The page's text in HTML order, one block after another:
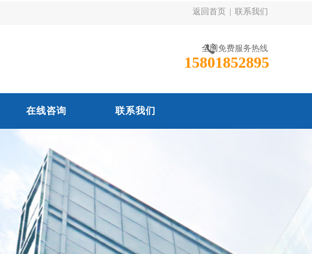
返回首页 联系我们
全国免费服务热线
15801852895
在线咨询 联系我们